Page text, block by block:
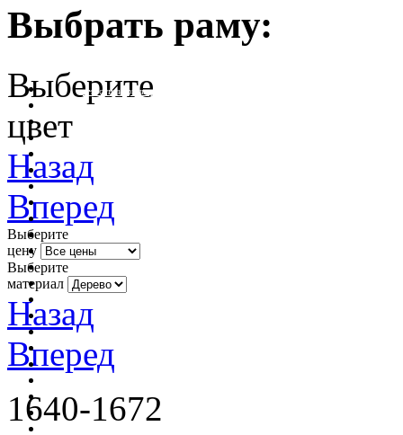
Выбрать раму:
очистить фильтр цвета
Выберите
цвет
Назад
Вперед
Выберите
цену
Выберите
материал
Назад
Вперед
1640-1672